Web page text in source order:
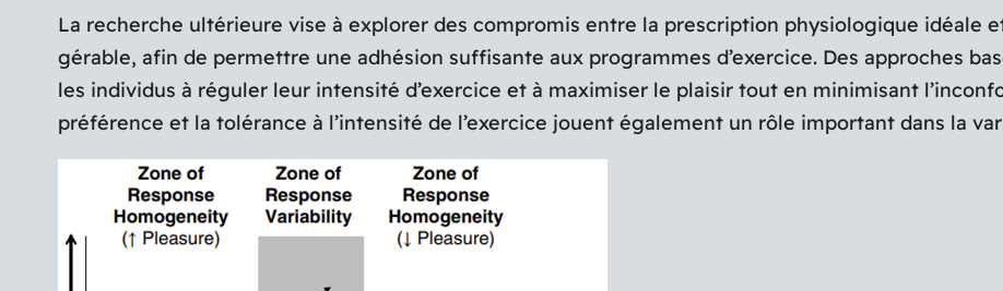
La recherche ultérieure vise à explorer des compromis entre la prescription physiologique idéale
gérable, afin de permettre une adhésion suffisante aux programmes d’exercice. Des approches
les individus à réguler leur intensité d’exercice et à maximiser le plaisir tout en minimisant
préférence et la tolérance à l’intensité de l’exercice jouent également un rôle important dans la